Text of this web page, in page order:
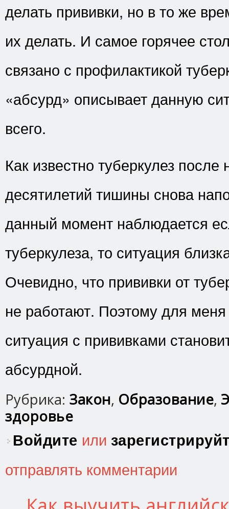
делать прививки, но в то же
их делать. И самое горячее
связано с профилактикой
«абсурд» описывает данную
всего.
Как известно туберкулез после
десятилетий тишины снова
данный момент наблюдается
туберкулеза, то ситуация
Очевидно, что прививки от
не работают. Поэтому для меня
ситуация с прививками
абсурдной.
Рубрика: Закон, Образование,
здоровье
Войдите или
отправлять комментарии